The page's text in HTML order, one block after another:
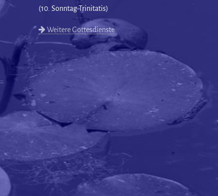
(10. Sonntag Trinitatis)
Weitere Gottesdienste